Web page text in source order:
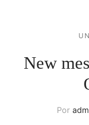
New
Por